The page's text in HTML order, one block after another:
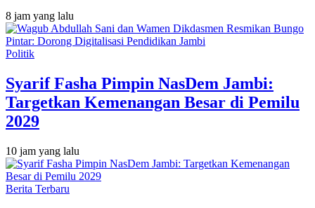
8 jam yang lalu
Politik
Syarif Fasha Pimpin NasDem Jambi:
Targetkan Kemenangan Besar di Pemilu
2029
10 jam yang lalu
Berita Terbaru